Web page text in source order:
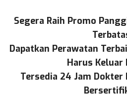
Segera Raih Promo
Dapatkan Perawatan
Harus Keluar
Tersedia 24 Jam Dokter